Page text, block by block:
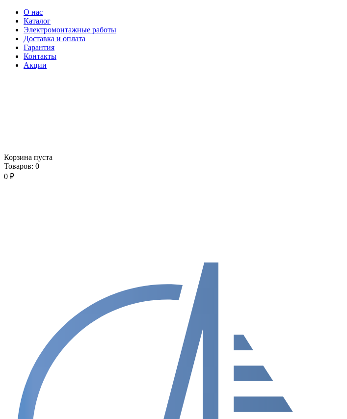
О нас
Каталог
Электромонтажные работы
Доставка и оплата
Гарантия
Контакты
Акции
Корзина пуста
Товаров: 0
0 ₽